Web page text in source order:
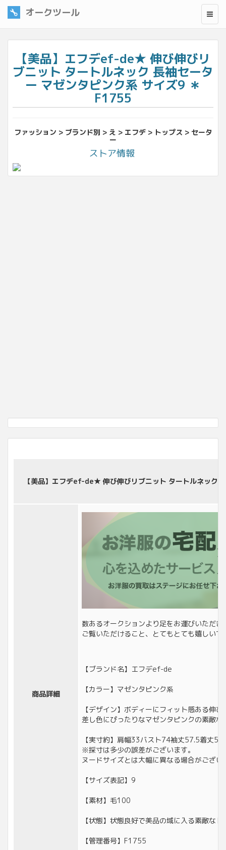
オークツール
【美品】エフデef-de★ 伸び伸びリ
ブニット タートルネック 長袖セータ
ー マゼンタピンク系 サイズ9 ＊
F1755
ファッション > ブランド別 > え > エフデ > トップス > セータ
ー
ストア情報
【美品】エフデef-de★ 伸び伸びリブニット タートルネック
商品詳細
数あるオークションより足をお運びいただ
ご覧いただけること、とてもとても嬉しいで
【ブランド名】エフデef-de
【カラー】マゼンタピンク系
【デザイン】ボディーにフィット感ある伸
差し色にぴったりなマゼンタピンクの素敵
【実寸約】肩幅33バスト74袖丈57.5着丈54
※採寸は多少の誤差がございます。
ヌードサイズとは大幅に異なる場合がござい
【サイズ表記】9
【素材】毛100
【状態】状態良好で美品の域に入る素敵な
【管理番号】F1755